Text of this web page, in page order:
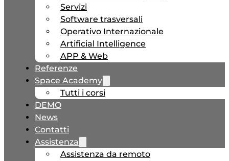
Servizi
Software trasversali
Operativo Internazionale
Artificial Intelligence
APP & Web
Referenze
Space Academy
Tutti i corsi
DEMO
News
Contatti
Assistenza
Assistenza da remoto